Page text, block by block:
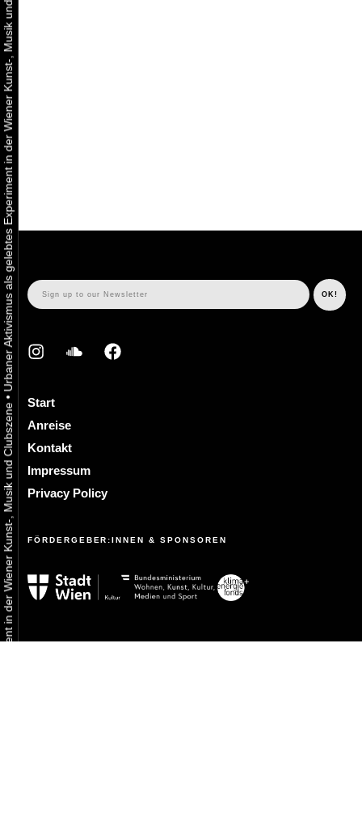
Urbaner Aktivismus als gelebtes Experiment in der Wiener Kunst-, Musik und Clubszene
•
Urbaner Aktivismus als gelebtes Experiment in der Wiener Kunst-, Musik und Clubszene
Start
Anreise
Kontakt
Impressum
Privacy Policy
FÖRDERGEBER:INNEN & SPONSOREN